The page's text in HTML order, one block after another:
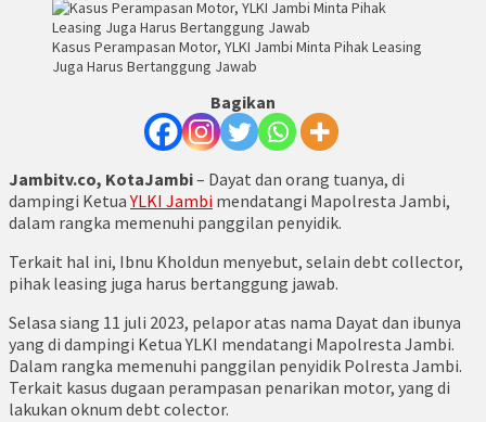
Kasus Perampasan Motor, YLKI Jambi Minta Pihak Leasing
Juga Harus Bertanggung Jawab
Bagikan
Jambitv.co, KotaJambi– Dayat dan orang tuanya, di
dampingi KetuaYLKI Jambi mendatangi Mapolresta Jambi,
dalam rangka memenuhi panggilan penyidik.
Terkait hal ini, Ibnu Kholdun menyebut, selain debt collector,
pihak leasing juga harus bertanggung jawab.
Selasa siang 11 juli 2023, pelapor atas nama Dayat dan ibunya
yang di dampingi Ketua YLKI mendatangi Mapolresta Jambi.
Dalam rangka memenuhi panggilan penyidik Polresta Jambi.
Terkait kasus dugaan perampasan penarikan motor, yang di
lakukan oknum debt colector.